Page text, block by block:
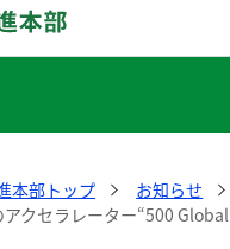
本部トップ お知らせ
クセラレーター“500